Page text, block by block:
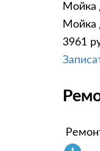
Мойка
Мойка
3961